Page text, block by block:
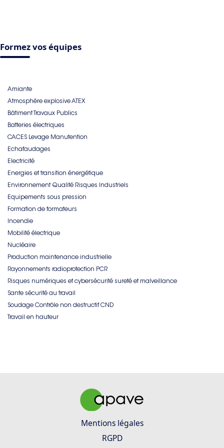
Formez vos équipes
Amiante
Atmosphère explosive ATEX
Bâtiment Travaux Publics
Batteries électriques
CACES Levage Manutention
Echafaudages
Electricité
Energies et transition énergétique
Environnement Qualité Risques Industriels
Equipements sous pression
Formation de formateurs
Incendie
Mobilité électrique
Nucléaire
Production maintenance industrielle
Rayonnements radioprotection PCR
Risques numériques et cybersécurité sureté et malveillance
Sante sécurité au travail
Soudage Contrôle non destructif CND
Travail en hauteur
Mentions légales
RGPD